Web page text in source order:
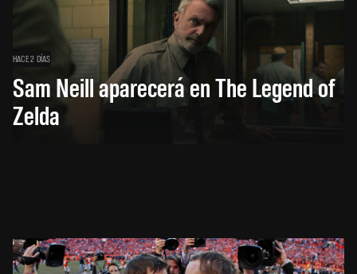
HACE 2 DÍAS
Sam Neill aparecerá en The Legend of
Zelda